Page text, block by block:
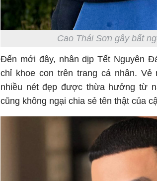
Cao Thái Sơn gây bất
Đến mới đây, nhân dịp Tết Nguyên
chỉ khoe con trên trang cá nhân.
nhiều nét đẹp được thừa hưởng từ
cũng không ngại chia sẻ tên thật của